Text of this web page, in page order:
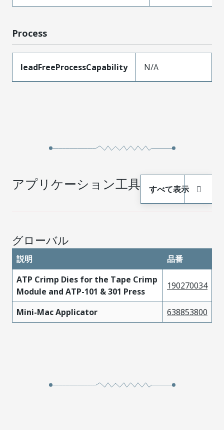
Process
leadFreeProcessCapability N/A
アプリケーション工具 すべて表示
グローバル
説明
品番
ATP Crimp Dies for the Tape Crimp
Module and ATP-101 & 301 Press
190270034
Mini-Mac Applicator 638853800